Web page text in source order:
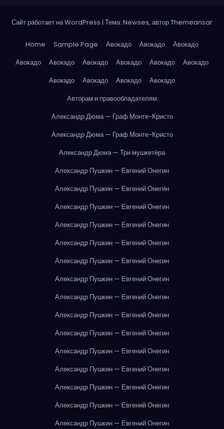
Сайт работает на WordPress | Тема: Newses, авторThemeansar
Home Sample Page Авокадо Авокадо
Авокадо
Авокадо
Авокадо Авокадо Авокадо Авокадо
Авокадо
Авокадо
Авокадо Авокадо
Авокадо
Авторам и правообладателям
Александр Дюма — Граф Монте-Кристо
Александр Дюма — Граф Монте-Кристо
Александр Дюма — Три мушкетёра
Александр Пушкин — Евгений Онегин
Александр Пушкин — Евгений Онегин
Александр Пушкин — Евгений Онегин
Александр Пушкин — Евгений Онегин
Александр Пушкин — Евгений Онегин
Александр Пушкин — Евгений Онегин
Александр Пушкин — Евгений Онегин
Александр Пушкин — Евгений Онегин
Александр Пушкин — Евгений Онегин
Александр Пушкин — Евгений Онегин
Александр Пушкин — Евгений Онегин
Александр Пушкин — Евгений Онегин
Александр Пушкин — Евгений Онегин
Александр Пушкин — Евгений Онегин
Александр Пушкин — Евгений Онегин